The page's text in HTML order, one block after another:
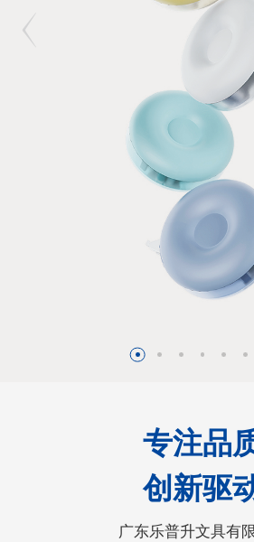
专注品
创新驱
广东乐普升文具有